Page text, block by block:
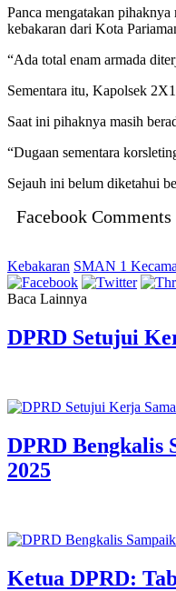
Panca mengatakan
kebakaran dari Kota
“Ada total enam armada
Sementara itu, Kapolsek
Saat ini pihaknya masih
“Dugaan sementara
Sejauh ini belum diketahui
Facebook
Kebakaran SMAN 1
Baca Lainnya
DPRD Setujui
DPRD Bengkalis
2025
Ketua DPRD: